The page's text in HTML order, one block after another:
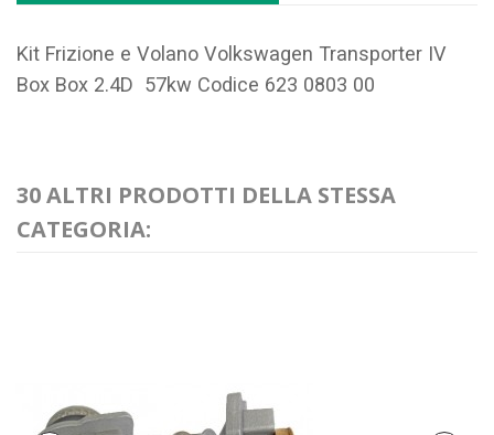
Kit Frizione e Volano Volkswagen Transporter IV
Box Box 2.4D 57kw Codice 623 0803 00
30 ALTRI PRODOTTI DELLA STESSA
CATEGORIA: